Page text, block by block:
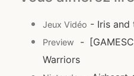
Jeux Vidéo - Iris and
Preview
-
Warriors